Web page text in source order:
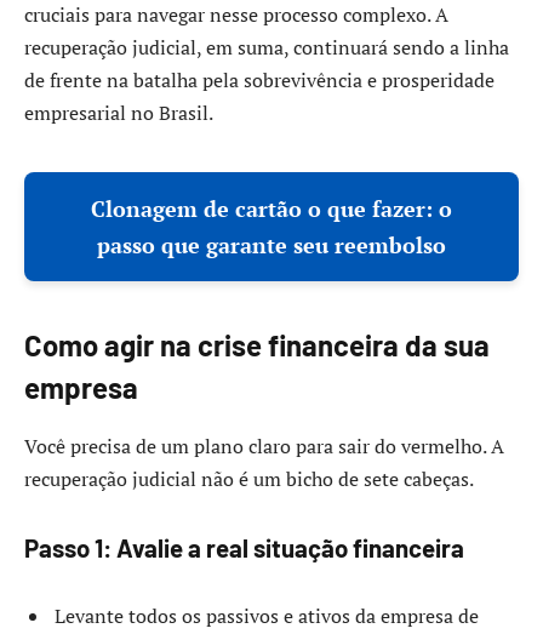
cruciais para navegar nesse processo complexo. A
recuperação judicial, em suma, continuará sendo a linha
de frente na batalha pela sobrevivência e prosperidade
empresarial no Brasil.
Clonagem de cartão o que fazer: o
passo que garante seu reembolso
Como agir na crise financeira da sua
empresa
Você precisa de um plano claro para sair do vermelho. A
recuperação judicial não é um bicho de sete cabeças.
Passo 1: Avalie a real situação financeira
Levante todos os passivos e ativos da empresa de